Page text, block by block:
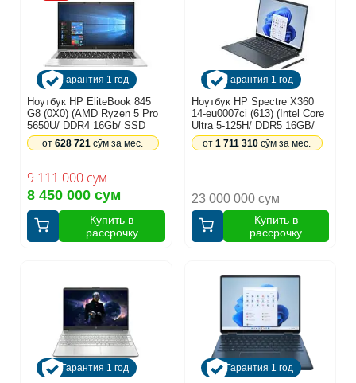
Гарантия 1 год
Ноутбук HP EliteBook 845
G8 (0X0) (AMD Ryzen 5 Pro
5650U/ DDR4 16Gb/ SSD
256Gb/ 14.0 FHD IPS AG/
Backlit/ W11/ RU) Silver
8 450 000 сум
9 111 000 сум
от628 721 сўм за мес.
Купить в
рассрочку
Гарантия 1 год
Ноутбук HP Spectre X360
14-eu0007ci (613) (Intel Core
Ultra 5-125H/ DDR5 16GB/
SSD 512GB/ 14" 2.8k OLED
Touch/ Intel Arc Graphics/
23 000 000 сум
от1 711 310 сўм за мес.
Купить в
рассрочку
Гарантия 1 год Гарантия 1 год